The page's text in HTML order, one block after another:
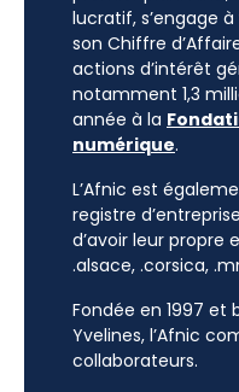
lucratif, s’engage à
son Chiffre
actions d’intérêt
notamment 1,3
année à la
numérique.
L’Afnic est
registre
d’avoir leur propre
.alsace, .corsica,
Fondée en 1997
Yvelines, l’Afnic
collaborateurs.